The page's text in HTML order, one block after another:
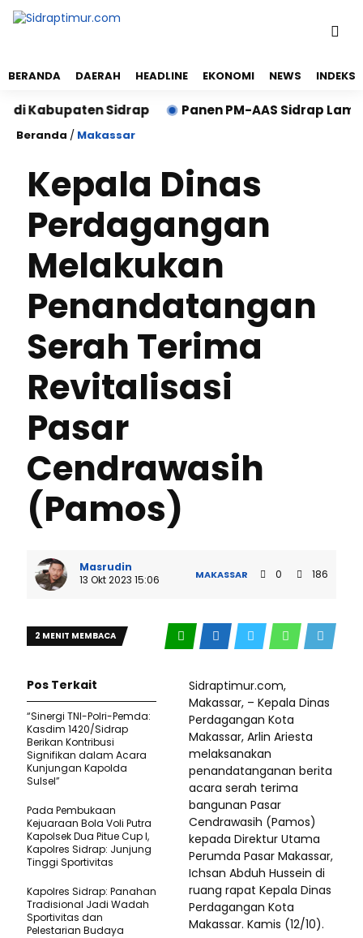
BERANDA DAERAH HEADLINE EKONOMI NEWS INDEKS
Sidrap Panen PM-AAS Sidrap Lampaui
Beranda / Makassar
Kepala Dinas
Perdagangan
Melakukan
Penandatangan
Serah Terima
Revitalisasi
Pasar
Cendrawasih
(Pamos)
Masrudin
13 Okt 2023 15:06
MAKASSAR 0 186
2 MENIT MEMBACA
Sidraptimur.com,
Makassar, – Kepala Dinas
Perdagangan Kota
Makassar, Arlin Ariesta
melaksanakan
penandatanganan berita
acara serah terima
bangunan Pasar
Cendrawasih (Pamos)
kepada Direktur Utama
Perumda Pasar Makassar,
Ichsan Abduh Hussein di
ruang rapat Kepala Dinas
Perdagangan Kota
Makassar. Kamis (12/10).
Pos Terkait
“Sinergi TNI-Polri-Pemda:
Kasdim 1420/Sidrap
Berikan Kontribusi
Signifikan dalam Acara
Kunjungan Kapolda
Sulsel”
Pada Pembukaan
Kejuaraan Bola Voli Putra
Kapolsek Dua Pitue Cup I,
Kapolres Sidrap: Junjung
Tinggi Sportivitas
Kapolres Sidrap: Panahan
Tradisional Jadi Wadah
Sportivitas dan
Pelestarian Budaya